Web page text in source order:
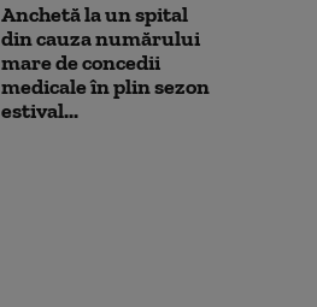
Anchetă la un spital
din cauza numărului
mare de concedii
medicale în plin sezon
estival...